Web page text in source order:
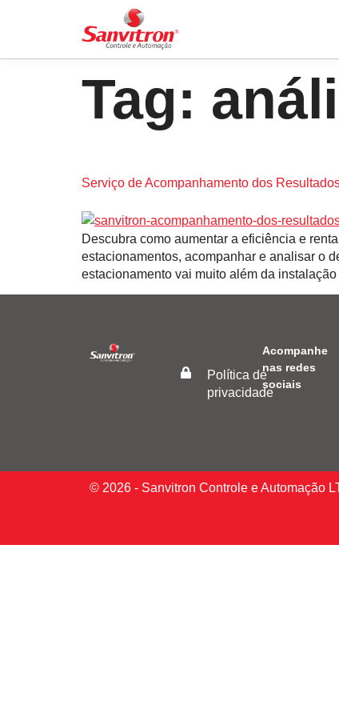
Tag:
Serviço de Acompanhamento dos
Descubra como aumentar a eficiência e
estacionamentos, acompanhar e analisar o
estacionamento vai muito além da
Política de
privacidade
Acompanhe
nas redes
sociais
© 2026 - Sanvitron Controle e Automação